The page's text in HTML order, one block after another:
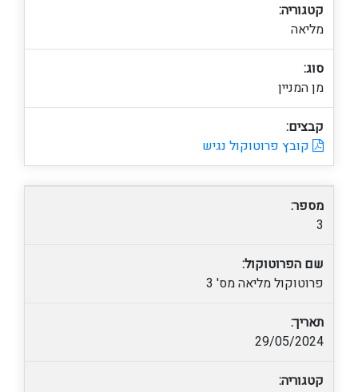
קטגוריה:
מליאה
סוג:
מן המניין
קבצים:
קובץ פרוטוקול נגיש
מספר:
3
שם הפרוטוקול:
פרוטוקול מליאה מס' 3
תאריך:
29/05/2024
קטגוריה: